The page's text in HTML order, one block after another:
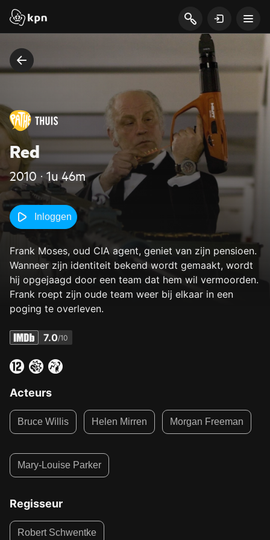
Red
2010 ‧ 1u 46m
Inloggen
Frank Moses, oud CIA agent, geniet van zijn pensioen.
Wanneer zijn identiteit bekend wordt gemaakt, wordt
hij opgejaagd door een team dat hem wil vermoorden.
Frank roept zijn oude team weer bij elkaar in een
poging te overleven.
7.0/10
Acteurs
Bruce Willis Helen Mirren Morgan Freeman
Mary-Louise Parker
Regisseur
Robert Schwentke